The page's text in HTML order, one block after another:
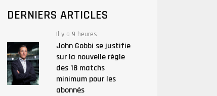
DERNIERS ARTICLES
Il y a 9 heures
John Gobbi se justifie
sur la nouvelle règle
des 18 matchs
minimum pour les
abonnés